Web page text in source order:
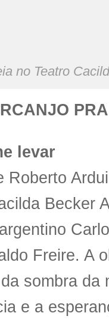
no Teatro
levar
Roberto
Becker
Freire. A
sombra
e a